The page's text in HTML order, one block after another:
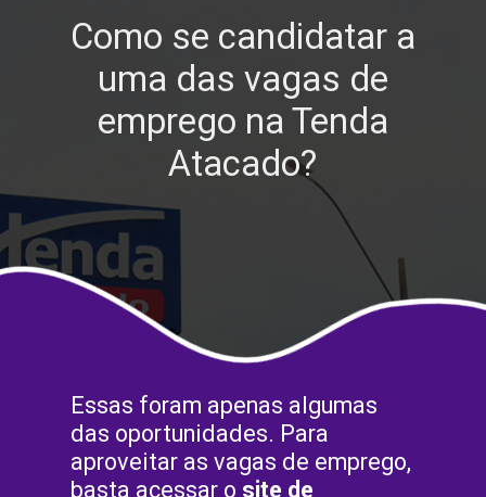
Essas foram apenas algumas
das oportunidades. Para
aproveitar as vagas de emprego,
basta acessar o site de
Como se candidatar a
uma das vagas de
emprego na Tenda
Atacado?